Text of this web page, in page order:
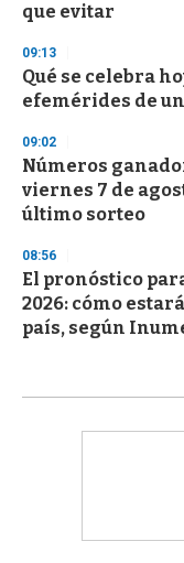
que evitar
09:13
Qué se celebra
efemérides de
09:02
Números
viernes 7 de
último sorteo
08:56
El pronóstico
2026: cómo
país, según